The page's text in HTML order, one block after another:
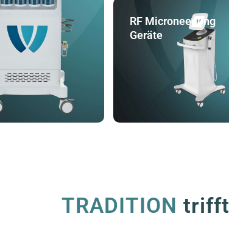
RF Microneedling
Geräte
TRADITION trifft